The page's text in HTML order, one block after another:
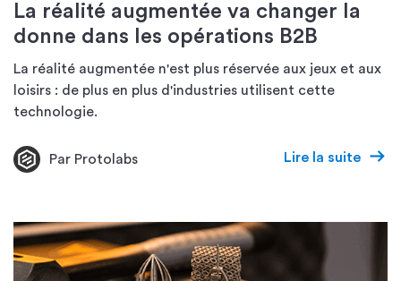
La réalité augmentée va changer la
donne dans les opérations B2B
La réalité augmentée n'est plus réservée aux jeux et aux
loisirs : de plus en plus d'industries utilisent cette
technologie.
Par Protolabs Lire la suite